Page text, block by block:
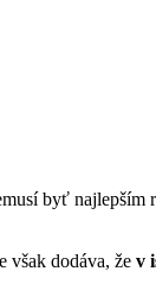
byť najlepším
však dodáva, že v